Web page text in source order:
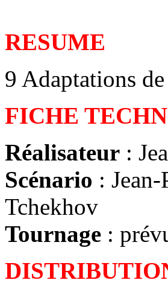
RESUME
9 Adaptations
FICHE
Réalisateur :
Scénario :
Tchekhov
Tournage :